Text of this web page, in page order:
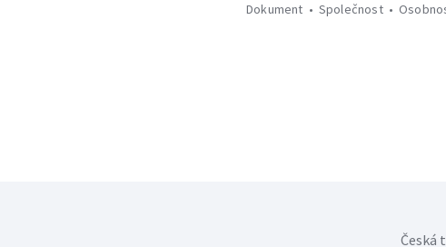
Dokument
Společnost
Česká